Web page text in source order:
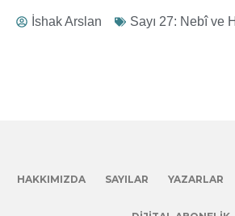
İshak Arslan Sayı 27: Nebî ve
HAKKIMIZDA SAYILAR YAZARLAR